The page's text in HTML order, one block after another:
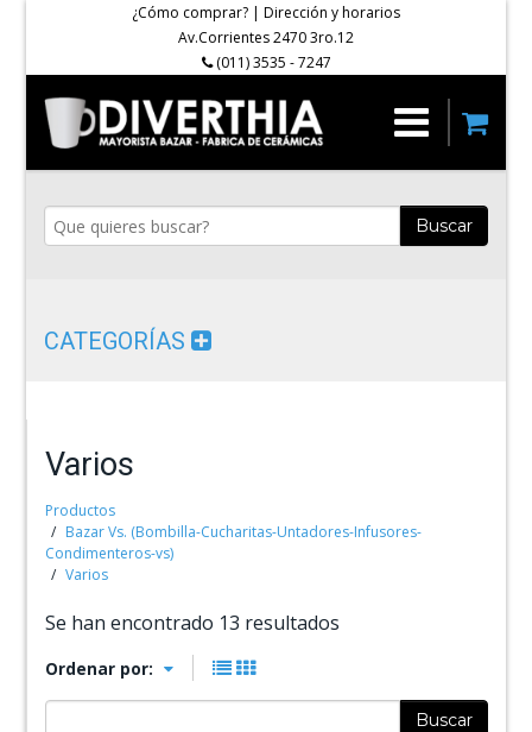
¿Cómo comprar? | Dirección y horarios
Av.Corrientes 2470 3ro.12
(011) 3535 - 7247
Buscar
CATEGORÍAS
Varios
Productos
Bazar Vs. (Bombilla-Cucharitas-Untadores-Infusores-
Condimenteros-vs)
Varios
Se han encontrado 13 resultados
Ordenar por:
Buscar